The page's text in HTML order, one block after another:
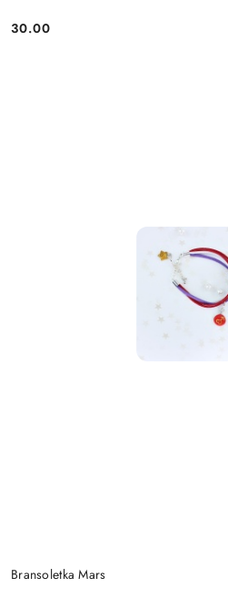
Cena:
30.00
Bransoletka Mars